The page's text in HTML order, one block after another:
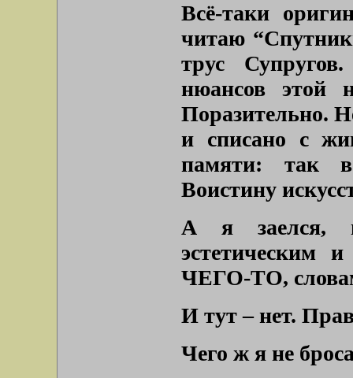
Всё-таки
читаю
трус
нюансов этой
Поразительно.
и списано с
памяти: так
Воистину
А я заелся,
эстетическим
ЧЕГО-ТО,
И тут – нет.
Чего ж я не